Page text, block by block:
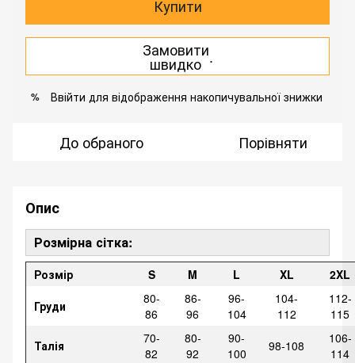
Купити
Замовити
швидко .
% Ввійти для відображення накопичувальної знижки
До обраного Порівняти
Опис
Розмірна сітка:
Розмір S M L XL
2XL
Груди
80-
86
86-
96
96-
104
104-
112
112-
115
Талія
70-
82
80-
92
90-
100
98-108
106-
114